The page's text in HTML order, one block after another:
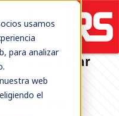
usamos
para analizar
web
el
webinar
en